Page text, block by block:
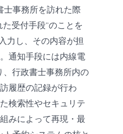
事務所を訪れた際
受付手段”のことを
力し、その内容が担
通知手段には内線電
、行政書士事務所内の
履歴の記録が行わ
検索性やセキュリテ
みによって再現・最